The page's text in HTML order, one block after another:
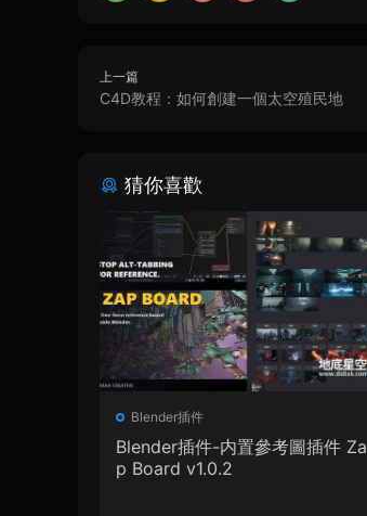
上一篇
C4D教程：如何創建一個太空殖民地
猜你喜歡
Blender插件
Blender插件-内置參考圖插件 Za
p Board v1.0.2